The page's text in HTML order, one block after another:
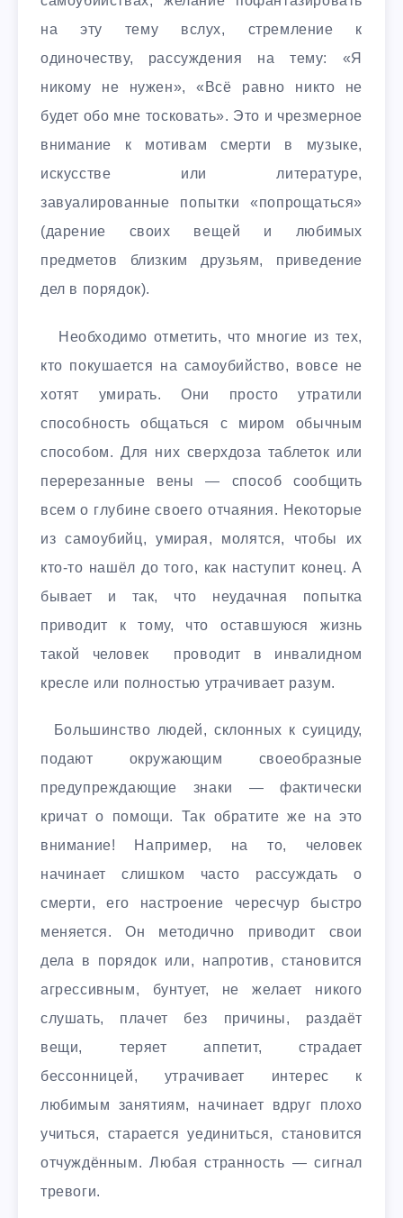
на эту тему вслух, стремление к
одиночеству, рассуждения на тему: «Я
никому не нужен», «Всё равно никто не
будет обо мне тосковать». Это и чрезмерное
внимание к мотивам смерти в музыке,
искусстве или литературе,
завуалированные попытки «попрощаться»
(дарение своих вещей и любимых
предметов близким друзьям, приведение
дел в порядок).
Необходимо отметить, что многие из тех,
кто покушается на самоубийство, вовсе не
хотят умирать. Они просто утратили
способность общаться с миром обычным
способом. Для них сверхдоза таблеток или
перерезанные вены — способ сообщить
всем о глубине своего отчаяния. Некоторые
из самоубийц, умирая, молятся, чтобы их
кто-то нашёл до того, как наступит конец. А
бывает и так, что неудачная попытка
приводит к тому, что оставшуюся жизнь
такой человек проводит в инвалидном
кресле или полностью утрачивает разум.
Большинство людей, склонных к суициду,
подают окружающим своеобразные
предупреждающие знаки — фактически
кричат о помощи. Так обратите же на это
внимание! Например, на то, человек
начинает слишком часто рассуждать о
смерти, его настроение чересчур быстро
меняется. Он методично приводит свои
дела в порядок или, напротив, становится
агрессивным, бунтует, не желает никого
слушать, плачет без причины, раздаёт
вещи, теряет аппетит, страдает
бессонницей, утрачивает интерес к
любимым занятиям, начинает вдруг плохо
учиться, старается уединиться, становится
отчуждённым. Любая странность — сигнал
тревоги.